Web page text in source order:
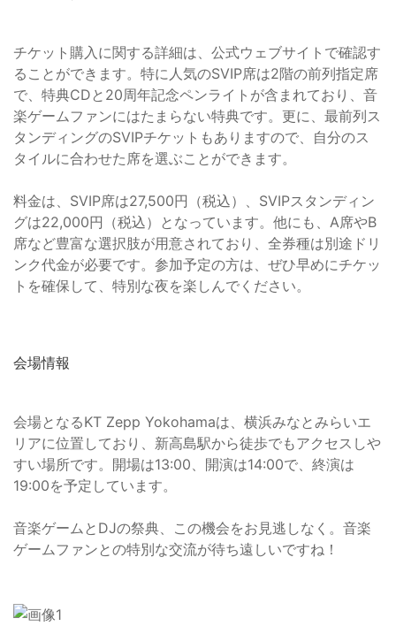
チケット購入に関する詳細は、公式ウェブサイトで確認す
ることができます。特に人気のSVIP席は2階の前列指定席
で、特典CDと20周年記念ペンライトが含まれており、音
楽ゲームファンにはたまらない特典です。更に、最前列ス
タンディングのSVIPチケットもありますので、自分のス
タイルに合わせた席を選ぶことができます。
料金は、SVIP席は27,500円（税込）、SVIPスタンディン
グは22,000円（税込）となっています。他にも、A席やB
席など豊富な選択肢が用意されており、全券種は別途ドリ
ンク代金が必要です。参加予定の方は、ぜひ早めにチケッ
トを確保して、特別な夜を楽しんでください。
会場情報
会場となるKT Zepp Yokohamaは、横浜みなとみらいエ
リアに位置しており、新高島駅から徒歩でもアクセスしや
すい場所です。開場は13:00、開演は14:00で、終演は
19:00を予定しています。
音楽ゲームとDJの祭典、この機会をお見逃しなく。音楽
ゲームファンとの特別な交流が待ち遠しいですね！